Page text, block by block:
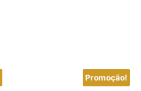
Promoção!